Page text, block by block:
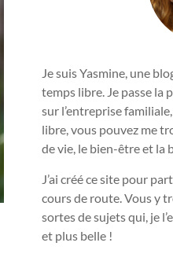
Je suis Yasmine, une
temps libre. Je passe la
sur l’entreprise
libre, vous pouvez me
de vie, le bien-être et la
J’ai créé ce site pour
cours de route. Vous y
sortes de sujets qui, je
et plus belle !